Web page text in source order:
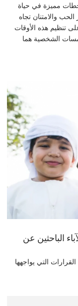
مميزة في حياة
والامتنان تجاه
تنظيم هذه الأوقات
الشخصية هما
الباحثين عن
التي يواجهها